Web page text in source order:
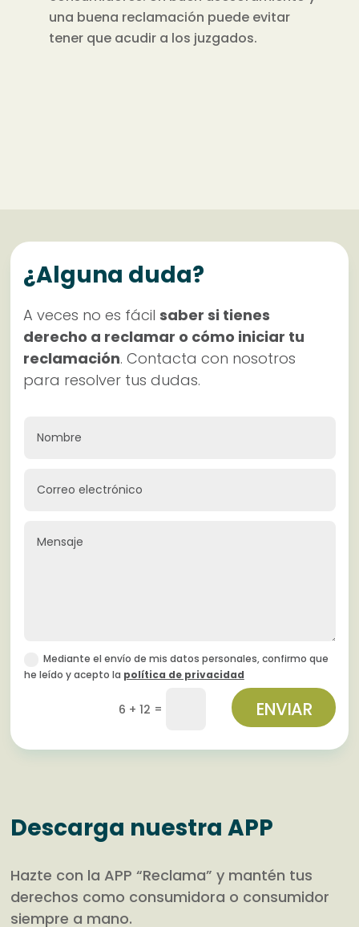
una buena reclamación puede evitar
tener que acudir a los juzgados.
¿Alguna duda?
A veces no es fácilsaber si tienes
derecho a reclamar o cómo iniciar tu
reclamación. Contacta con nosotros
para resolver tus dudas.
Mediante el envío de mis datos personales, confirmo que
he leído y acepto la política de privacidad
6 + 12 = ENVIAR
Descarga nuestra APP
Hazte con la APP “Reclama” y mantén tus
derechos como consumidora o consumidor
siempre a mano.